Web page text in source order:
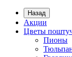
Назад
Акции
Цветы
Пионы